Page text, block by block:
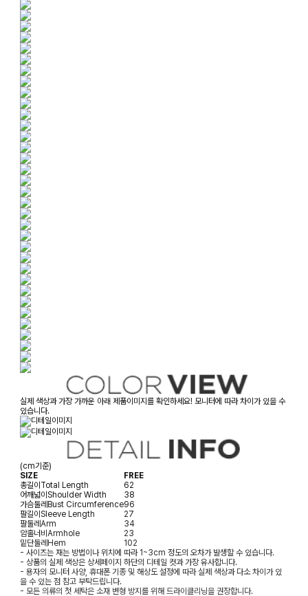
실제 색상과 가장 가까운 아래 제품이미지를 확인하세요! 모니터에 따라 차이가 있을 수
있습니다.
(cm기준)
SIZE
FREE
총길이Total Length
62
어깨넓이Shoulder Width
38
가슴둘레Bust Circumference96
팔길이Sleeve Length
27
팔둘레Arm
34
암홀너비Armhole
23
밑단둘레Hem
102
- 사이즈는 재는 방법이나 위치에 따라 1~3cm 정도의 오차가 발생할 수 있습니다.
- 상품의 실제 색상은 상세페이지 하단의 디테일 컷과 가장 유사합니다.
- 용자의 모니터 사양, 휴대폰 기종 및 해상도 설정에 따라 실제 색상과 다소 차이가 있
을 수 있는 점 참고 부탁드립니다.
- 모든 의류의 첫 세탁은 소재 변형 방지를 위해 드라이클리닝을 권장합니다.